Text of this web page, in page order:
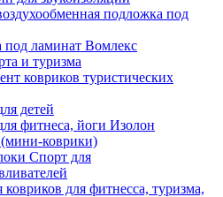
подложка под
ламинат Вомлекс
и туризма
ковриков туристических
детей
фитнеса, йоги Изолон
коврики)
Спорт для
для фитнесса, туризма,